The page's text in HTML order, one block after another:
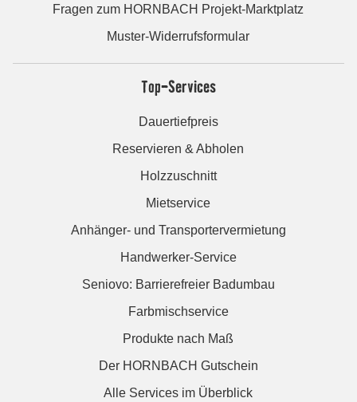
Fragen zum HORNBACH Projekt-Marktplatz
Muster-Widerrufsformular
Top-Services
Dauertiefpreis
Reservieren & Abholen
Holzzuschnitt
Mietservice
Anhänger- und Transportervermietung
Handwerker-Service
Seniovo: Barrierefreier Badumbau
Farbmischservice
Produkte nach Maß
Der HORNBACH Gutschein
Alle Services im Überblick